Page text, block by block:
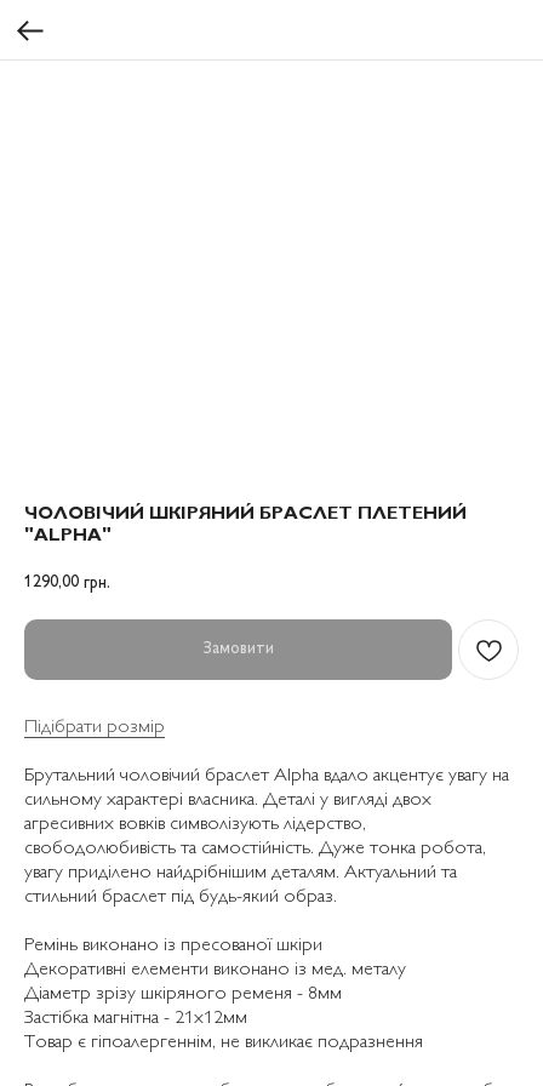
ЧОЛОВІЧИЙ ШКІРЯНИЙ БРАСЛЕТ ПЛЕТЕНИЙ
"ALPHA"
1290,00 грн.
Замовити
Підібрати розмір
Брутальний чоловічий браслет Alpha вдало акцентує увагу на
сильному характері власника. Деталі у вигляді двох
агресивних вовків символізують лідерство,
свободолюбивість та самостійність. Дуже тонка робота,
увагу приділено найдрібнішим деталям. Актуальний та
стильний браслет під будь-який образ.
Ремінь виконано із пресованої шкіри
Декоративні елементи виконано із мед. металу
Діаметр зрізу шкіряного ременя - 8мм
Застібка магнітна - 21х12мм
Товар є гіпоалергеннім, не викликає подразнення